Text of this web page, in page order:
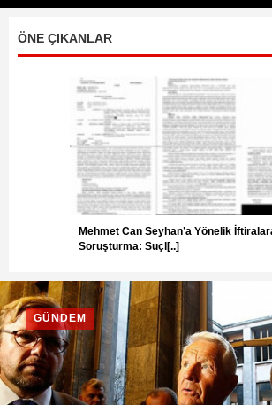
ÖNE ÇIKANLAR
Mehmet Can Seyhan’a Yönelik
Soruşturma: Suçl[..]
GÜNDEM